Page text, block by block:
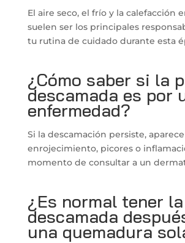
El aire seco, el frío y la calefacción
suelen ser los principales
tu rutina de cuidado durante esta
¿Cómo saber si la
descamada es por
enfermedad?
Si la descamación persiste,
enrojecimiento, picores o
momento de consultar a un
¿Es normal tener
descamada
una quemadura